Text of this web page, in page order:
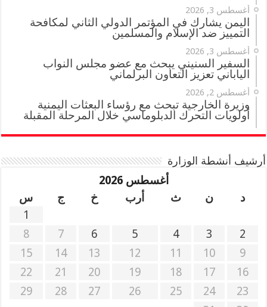
أغسطس 3, 2026
اليمن يشارك في المؤتمر الدولي الثاني لمكافحة
التمييز ضد الإسلام والمسلمين
أغسطس 3, 2026
السفير السنيني يبحث مع عضو مجلس النواب
الياباني تعزيز التعاون البرلماني
أغسطس 2, 2026
وزيرة الخارجية تبحث مع رؤساء البعثات اليمنية
أولويات التحرك الدبلوماسي خلال المرحلة المقبلة
أرشيف أنشطة الوزارة
أغسطس 2026
د
ن ث أرب خ ج
س
1
2
3
4
5
6
7
8
9
10
11
12
13
14
15
16
17
18
19
20
21
22
23
24
25
26
27
28
29